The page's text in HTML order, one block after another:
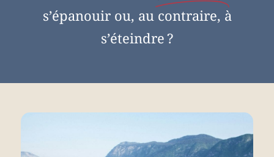
s’épanouir ou, au contraire, à
s’éteindre ?